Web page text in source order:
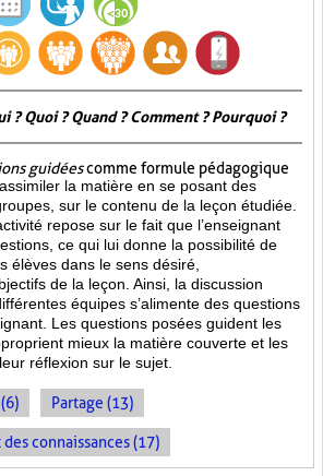
? Quoi ? Quand ? Comment ? Pourquoi ?
guidéescomme formule pédagogique
la matière en se posant des
sur le contenu de la leçon étudiée.
repose sur le fait que l’enseignant
ce qui lui donne la possibilité de
élèves dans le sens désiré,
de la leçon. Ainsi, la discussion
équipes s’alimente des questions
Les questions posées guident les
mieux la matière couverte et les
réflexion sur le sujet.
Partage (13)
connaissances (17)